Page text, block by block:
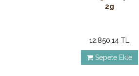
2g
12.850,14 TL
Sepete Ekle